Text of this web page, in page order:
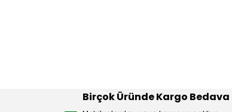
Birçok Üründe Kargo Bedava